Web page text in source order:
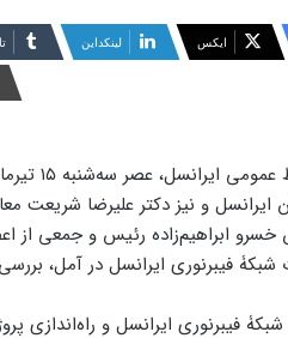
ایکس لینکداین
ایرانسل و نیز دکتر علیرضا شریعت
خسرو ابراهیم‌زاده رئیس و جمعی از
فیبرنوری ایرانسل در آمل،